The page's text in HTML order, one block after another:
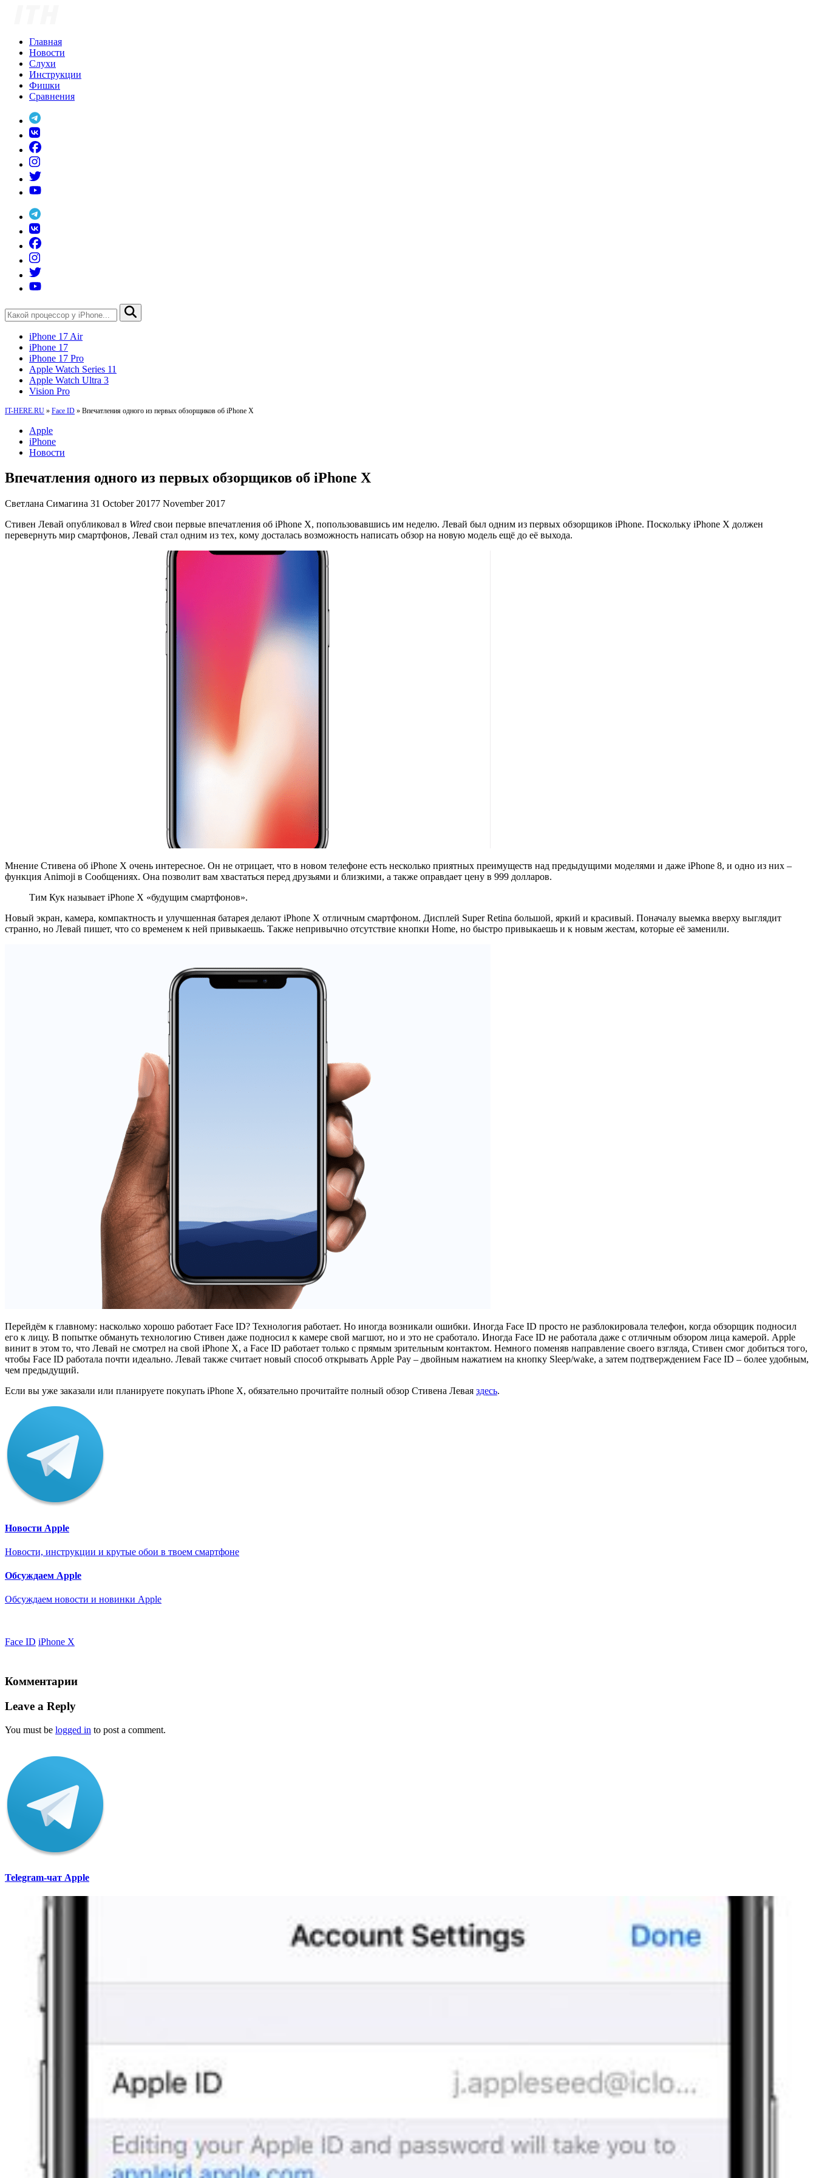
Главная
Новости
Слухи
Инструкции
Фишки
Сравнения
iPhone 17 Air
iPhone 17
iPhone 17 Pro
Apple Watch Series 11
Apple Watch Ultra 3
Vision Pro
IT-HERE.RU » Face ID » Впечатления одного из первых обзорщиков об iPhone X
Apple
iPhone
Новости
Впечатления одного из первых обзорщиков об iPhone X
Светлана Симагина 31 October 20177 November 2017
Стивен Левай опубликовал в Wired свои первые впечатления об iPhone X, попользовавшись им неделю. Левай был одним из первых обзорщиков iPhone. Поскольку iPhone X должен
перевернуть мир смартфонов, Левай стал одним из тех, кому досталась возможность написать обзор на новую модель ещё до её выхода.
Мнение Стивена об iPhone X очень интересное. Он не отрицает, что в новом телефоне есть несколько приятных преимуществ над предыдущими моделями и даже iPhone 8, и одно из них –
функция Animoji в Сообщениях. Она позволит вам хвастаться перед друзьями и близкими, а также оправдает цену в 999 долларов.
Тим Кук называет iPhone X «будущим смартфонов».
Новый экран, камера, компактность и улучшенная батарея делают iPhone X отличным смартфоном. Дисплей Super Retina большой, яркий и красивый. Поначалу выемка вверху выглядит
странно, но Левай пишет, что со временем к ней привыкаешь. Также непривычно отсутствие кнопки Home, но быстро привыкаешь и к новым жестам, которые её заменили.
Перейдём к главному: насколько хорошо работает Face ID? Технология работает. Но иногда возникали ошибки. Иногда Face ID просто не разблокировала телефон, когда обзорщик подносил
его к лицу. В попытке обмануть технологию Стивен даже подносил к камере свой магшот, но и это не сработало. Иногда Face ID не работала даже с отличным обзором лица камерой. Apple
винит в этом то, что Левай не смотрел на свой iPhone X, а Face ID работает только с прямым зрительным контактом. Немного поменяв направление своего взгляда, Стивен смог добиться того,
чтобы Face ID работала почти идеально. Левай также считает новый способ открывать Apple Pay – двойным нажатием на кнопку Sleep/wake, а затем подтверждением Face ID – более удобным,
чем предыдущий.
Если вы уже заказали или планируете покупать iPhone X, обязательно прочитайте полный обзор Стивена Левая здесь.
Новости Apple
Новости, инструкции и крутые обои в твоем смартфоне
Обсуждаем Apple
Обсуждаем новости и новинки Apple
Face ID iPhone X
Комментарии
Leave a Reply
You must be logged in to post a comment.
Telegram-чат Apple